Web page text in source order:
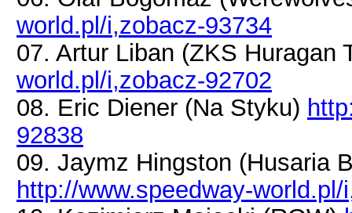
world.pl/i,zobacz-93734
07. Artur Liban (ZKS Huragan
world.pl/i,zobacz-92702
08. Eric Diener (Na Styku)
92838
09. Jaymz Hingston (Husaria
http://www.speedway-